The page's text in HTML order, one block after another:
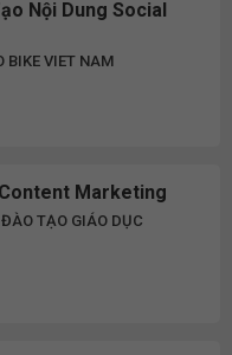
Nội Dung Social
BIKE VIET NAM
Marketing
TẠO GIÁO DỤC